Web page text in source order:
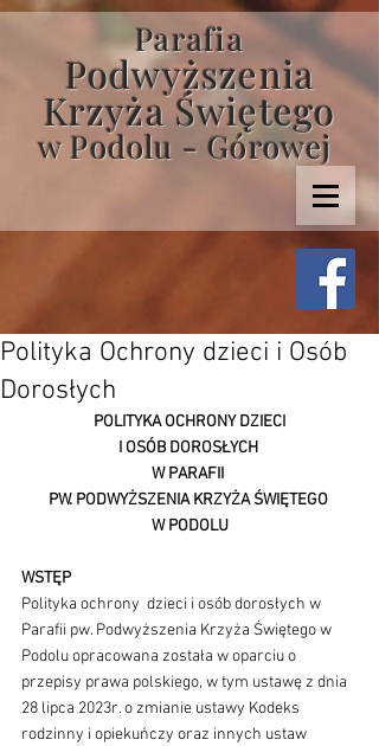
Parafia
Podwyższenia
Krzyża Świętego
w Podolu - Górowej
Polityka Ochrony dzieci i Osób
Dorosłych
POLITYKA OCHRONY DZIECI
I OSÓB DOROSŁYCH
W PARAFII
PW. PODWYŻSZENIA KRZYŻA ŚWIĘTEGO
W PODOLU
WSTĘP
Polityka ochrony  dzieci i osób dorosłych w
Parafii pw. Podwyższenia Krzyża Świętego w
Podolu opracowana została w oparciu o
przepisy prawa polskiego, w tym ustawę z dnia
28 lipca 2023r. o zmianie ustawy Kodeks
rodzinny i opiekuńczy oraz innych ustaw